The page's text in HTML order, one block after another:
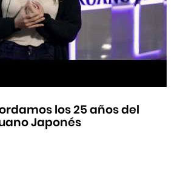
los 25 años del
Japonés